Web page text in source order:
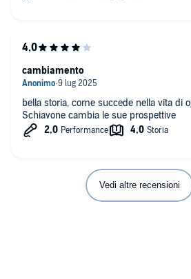
bella storia, come succede nella vita di
Schiavone cambia le sue prospettive
cambiamento
Vedi altre recensioni